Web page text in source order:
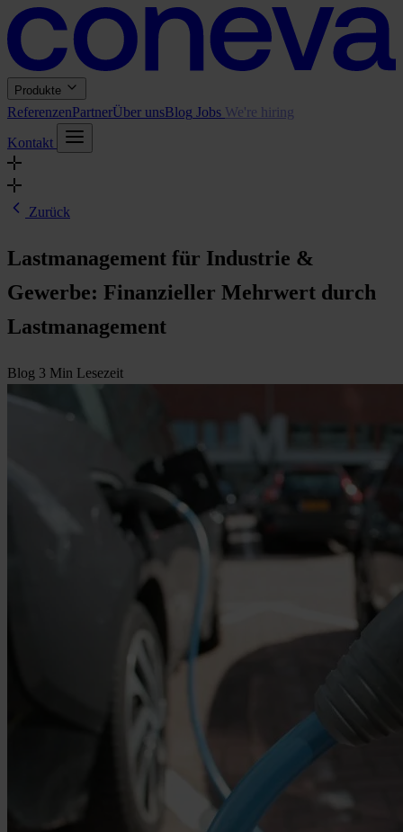
Produkte
ReferenzenPartnerÜber unsBlog Jobs We're hiring
Kontakt
Zurück
Lastmanagement für Industrie &
Gewerbe: Finanzieller Mehrwert durch
Lastmanagement
Blog 3 Min Lesezeit